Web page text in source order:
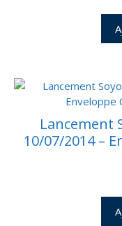
Lancement
10/07/2014 –